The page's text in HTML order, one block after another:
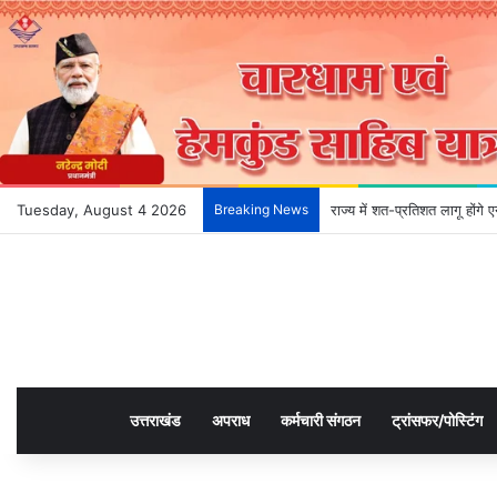
Tuesday, August 4 2026 Breaking News राज्य में शत-प्रतिशत लागू होंगे
उत्तराखंड अपराध कर्मचारी संगठन ट्रांसफर/पोस्टिंग